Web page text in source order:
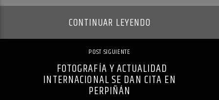
CONTINUAR LEYENDO
POST SIGUIENTE
FOTOGRAFÍA Y ACTUALIDAD
INTERNACIONAL SE DAN CITA EN
PERPIÑÁN